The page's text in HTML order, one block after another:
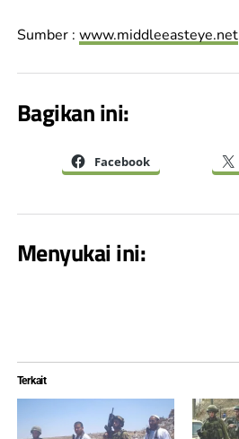
Sumber : www.middleeasteye.net
Bagikan ini:
Facebook
Menyukai ini:
Terkait